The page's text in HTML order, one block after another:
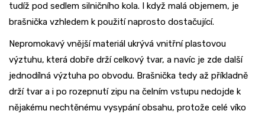
tudíž pod sedlem silničního kola. I když malá objemem, je
brašnička vzhledem k použití naprosto dostačující.
Nepromokavý vnější materiál ukrývá vnitřní plastovou
výztuhu, která dobře drží celkový tvar, a navíc je zde další
jednodílná výztuha po obvodu. Brašnička tedy až příkladně
drží tvar a i po rozepnutí zipu na čelním vstupu nedojde k
nějakému nechtěnému vysypání obsahu, protože celé víko